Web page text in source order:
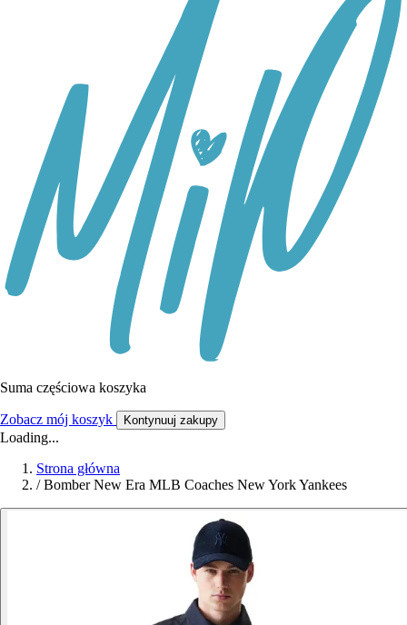
Suma częściowa koszyka
Zobacz mój koszyk Kontynuuj zakupy
Loading...
Strona główna
/ Bomber New Era MLB Coaches New York Yankees